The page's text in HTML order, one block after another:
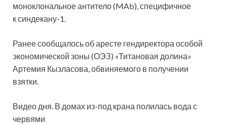
моноклональное антитело (MAb), специфичное
к синдекану-1.
Ранее сообщалось об аресте гендиректора особой
экономической зоны (ОЭЗ) «Титановая долина»
Артемия Кызласова, обвиняемого в получении
взятки.
Видео дня. В домах из-под крана полилась вода с
червями